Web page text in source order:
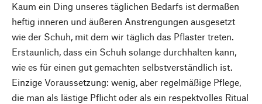
Kaum ein Ding unseres täglichen Bedarfs ist dermaßen
heftig inneren und äußeren Anstrengungen ausgesetzt
wie der Schuh, mit dem wir täglich das Pflaster treten.
Erstaunlich, dass ein Schuh solange durchhalten kann,
wie es für einen gut gemachten selbstverständlich ist.
Einzige Voraussetzung: wenig, aber regelmäßige Pflege,
die man als lästige Pflicht oder als ein respektvolles Ritual